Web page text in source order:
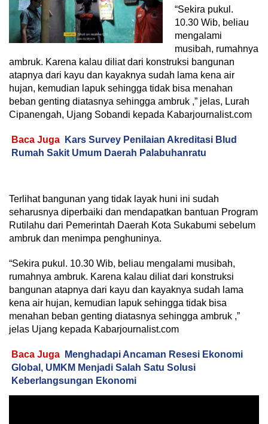
“Sekira pukul.
10.30 Wib, beliau
mengalami
musibah, rumahnya
ambruk. Karena kalau diliat dari konstruksi bangunan
atapnya dari kayu dan kayaknya sudah lama kena air
hujan, kemudian lapuk sehingga tidak bisa menahan
beban genting diatasnya sehingga ambruk ,” jelas, Lurah
Cipanengah, Ujang Sobandi kepada Kabarjournalist.com
Baca Juga
Kars Survey Penilaian Akreditasi Blud
Rumah Sakit Umum Daerah Palabuhanratu
Terlihat bangunan yang tidak layak huni ini sudah
seharusnya diperbaiki dan mendapatkan bantuan Program
Rutilahu dari Pemerintah Daerah Kota Sukabumi sebelum
ambruk dan menimpa penghuninya.
“Sekira pukul. 10.30 Wib, beliau mengalami musibah,
rumahnya ambruk. Karena kalau diliat dari konstruksi
bangunan atapnya dari kayu dan kayaknya sudah lama
kena air hujan, kemudian lapuk sehingga tidak bisa
menahan beban genting diatasnya sehingga ambruk ,”
jelas Ujang kepada Kabarjournalist.com
Baca Juga
Menghadapi Ancaman Resesi Ekonomi
Global, UMKM Menjadi Salah Satu Solusi
Keberlangsungan Ekonomi